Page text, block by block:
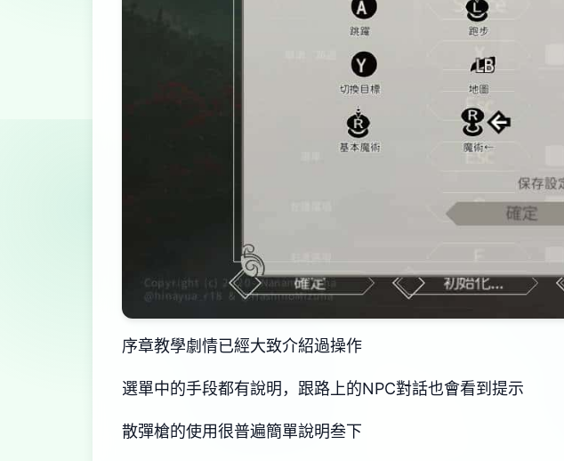
序章教學劇情已經大致介紹過操作
選單中的手段都有說明，跟路上的NPC對話也會看到提示
散彈槍的使用很普遍簡單說明叁下